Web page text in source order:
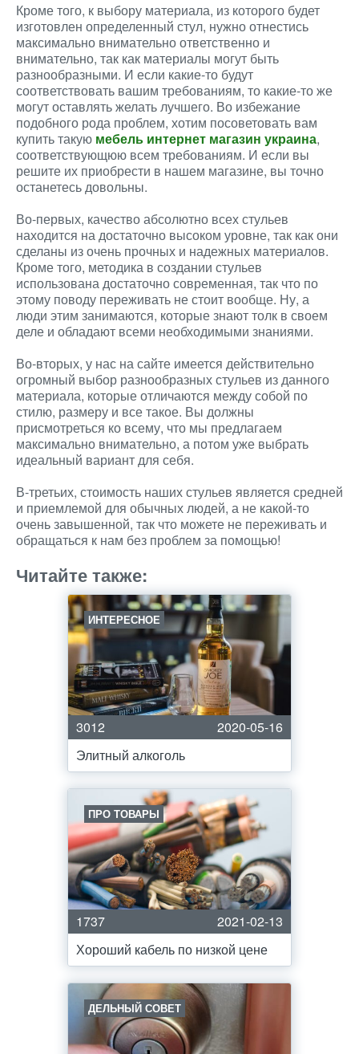
Кроме того, к выбору материала, из которого будет
изготовлен определенный стул, нужно отнестись
максимально внимательно ответственно и
внимательно, так как материалы могут быть
разнообразными. И если какие-то будут
соответствовать вашим требованиям, то какие-то же
могут оставлять желать лучшего. Во избежание
подобного рода проблем, хотим посоветовать вам
купить такую мебель интернет магазин украина,
соответствующюю всем требованиям. И если вы
решите их приобрести в нашем магазине, вы точно
останетесь довольны.
Во-первых, качество абсолютно всех стульев
находится на достаточно высоком уровне, так как они
сделаны из очень прочных и надежных материалов.
Кроме того, методика в создании стульев
использована достаточно современная, так что по
этому поводу переживать не стоит вообще. Ну, а
люди этим занимаются, которые знают толк в своем
деле и обладают всеми необходимыми знаниями.
Во-вторых, у нас на сайте имеется действительно
огромный выбор разнообразных стульев из данного
материала, которые отличаются между собой по
стилю, размеру и все такое. Вы должны
присмотреться ко всему, что мы предлагаем
максимально внимательно, а потом уже выбрать
идеальный вариант для себя.
В-третьих, стоимость наших стульев является средней
и приемлемой для обычных людей, а не какой-то
очень завышенной, так что можете не переживать и
обращаться к нам без проблем за помощью!
Читайте также:
ИНТЕРЕСНОЕ
3012
2020-05-16
Элитный алкоголь
ПРО ТОВАРЫ
1737
2021-02-13
Хороший кабель по низкой цене
ДЕЛЬНЫЙ СОВЕТ